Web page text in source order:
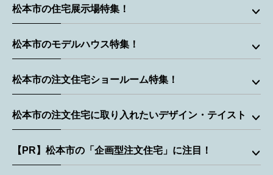
松本市の住宅展示場特集！
松本市のモデルハウス特集！
松本市の注文住宅ショールーム特集！
松本市の注文住宅に取り入れたいデザイン・テイスト
【PR】松本市の「企画型注文住宅」に注目！